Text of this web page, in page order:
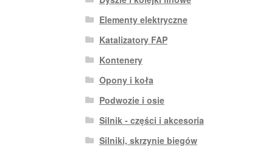
Elementy elektryczne
Katalizatory FAP
Kontenery
Opony i koła
Podwozie i osie
Silnik - części i akcesoria
Silniki, skrzynie biegów